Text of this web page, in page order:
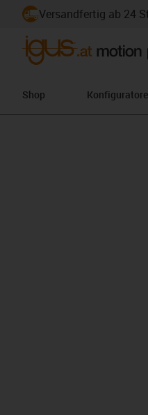
Versandfertig ab 24
Shop